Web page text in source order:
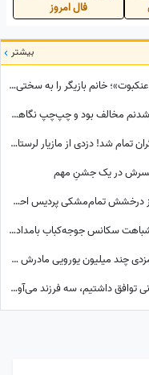
فال امروز
بیشتر
تغییر چهره دهه شصتی ماهور الوند برای فیلم «عنکبوت»؛ خانم بازیگر را به سختی می‌توان شناخت + عکس
اعتراف صمیمی حدیث فولادوند؛ مادرم با بازیگر شدنم مخالف بود و چپ‌چپ نگاهم می‌کرد! + ویدئو
حضور مازیار لرستانی در ختم اکبر عبدی برای او گران تمام شد! دزدی از مازیار لرستانی اونم تو روز روشن!
همسرش در یک جشنِ مهم
غوغای استایل هنرمندان در اکران «از یادرفته»؛ از درخشش تمام‌مشکی پردیس احمدیه و آزیتا حاجیان تا تیپ اسپورت سینا مهراد و مجید مظفری
ببینید| از علی مصفا در «لیلا» تا «بامداد خمار»؛ شباهت سکانس جوجه‌کباب بامداد خمار و لیلا سوژه شد
حسادت کودکانه دختربچه جورجینا به انگشتر نامزدی چند میلیون یورویی مادرش که رونالدو به او هدیه داده بود!
اعتراف متفاوت بهاره رهنما؛ اگر با پیمان قاسم‌خانی توافق داشتیم، سه فرزند می‌آوردم/ تصمیم تازه برای ازدواج